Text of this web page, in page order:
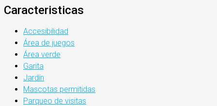
Caracteristicas
Accesibilidad
Área de juegos
Área verde
Garita
Jardín
Mascotas permitidas
Parqueo de visitas